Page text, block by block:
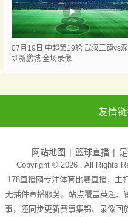
07月19日 中超第19轮 武汉三镇vs深
圳新鹏城 全场录像
友情
网站地图 篮球直播
Copyright © 2026 . All Rights
178直播网专注体育比赛直播，主
无插件直播服务。站点覆盖英超
事，还同步更新赛事集锦、录像回